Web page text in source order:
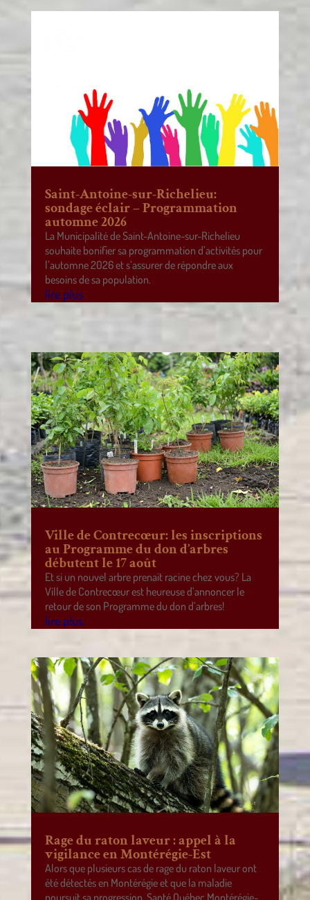
Saint-Antoine-sur-Richelieu:
sondage éclair – Programmation
automne 2026
La Municipalité de Saint-Antoine-sur-Richelieu
souhaite bonifier sa programmation d’activités pour
l’automne 2026 et s’assurer de répondre aux
besoins de sa population.
lire plus
Ville de Contrecœur: les inscriptions
au Programme du don d’arbres
débutent le 17 août
Et si un nouvel arbre prenait racine chez vous? La
Ville de Contrecœur est heureuse d’annoncer le
retour de son Programme du don d’arbres!
lire plus
Rage du raton laveur : appel à la
vigilance en Montérégie-Est
Alors que plusieurs cas de rage du raton laveur ont
été détectés en Montérégie et que la maladie